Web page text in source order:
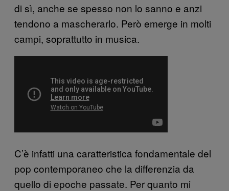
di sì, anche se spesso non lo sanno e anzi
tendono a mascherarlo. Però emerge in molti
campi, soprattutto in musica.
C’è infatti una caratteristica fondamentale del
pop contemporaneo che la differenzia da
quello di epoche passate. Per quanto mi